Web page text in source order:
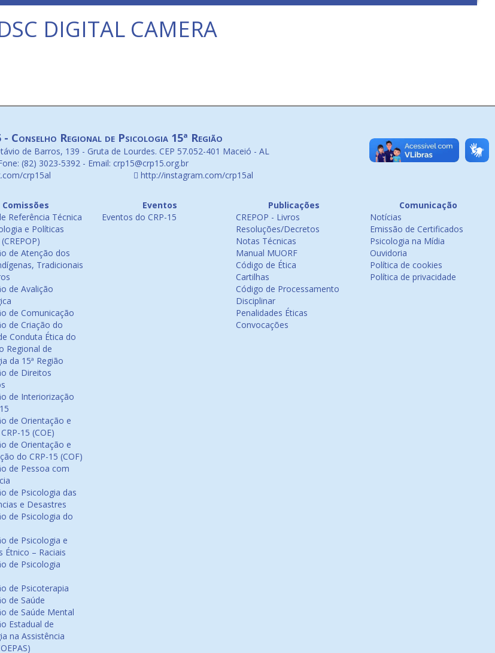
DIGITAL CAMERA
- Conselho Regional de Psicologia 15ª Região
de Barros, 139 - Gruta de Lourdes. CEP 57.052-401 Maceió - AL
(82) 3023-5392 - Email: crp15@crp15.org.br
crp15al
http://instagram.com/crp15al
Comissões
Referência Técnica
e Políticas
de Atenção dos
Tradicionais
de Avalição
de Comunicação
de Criação do
Conduta Ética do
Regional de
da 15ª Região
de Direitos
de Interiorização
de Orientação e
15 (COE)
de Orientação e
do CRP-15 (COF)
de Pessoa com
de Psicologia das
e Desastres
de Psicologia do
de Psicologia e
Étnico – Raciais
de Psicologia
de Psicoterapia
de Saúde
de Saúde Mental
Estadual de
na Assistência
Eventos
Eventos do CRP-15
Publicações
CREPOP - Livros
Resoluções/Decretos
Notas Técnicas
Manual MUORF
Código de Ética
Cartilhas
Código de Processamento
Disciplinar
Penalidades Éticas
Convocações
Comunicação
Notícias
Emissão de Certificados
Psicologia na Mídia
Ouvidoria
Política de cookies
Política de privacidade